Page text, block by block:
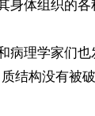
身体组织的
病理学家们
结构没有被